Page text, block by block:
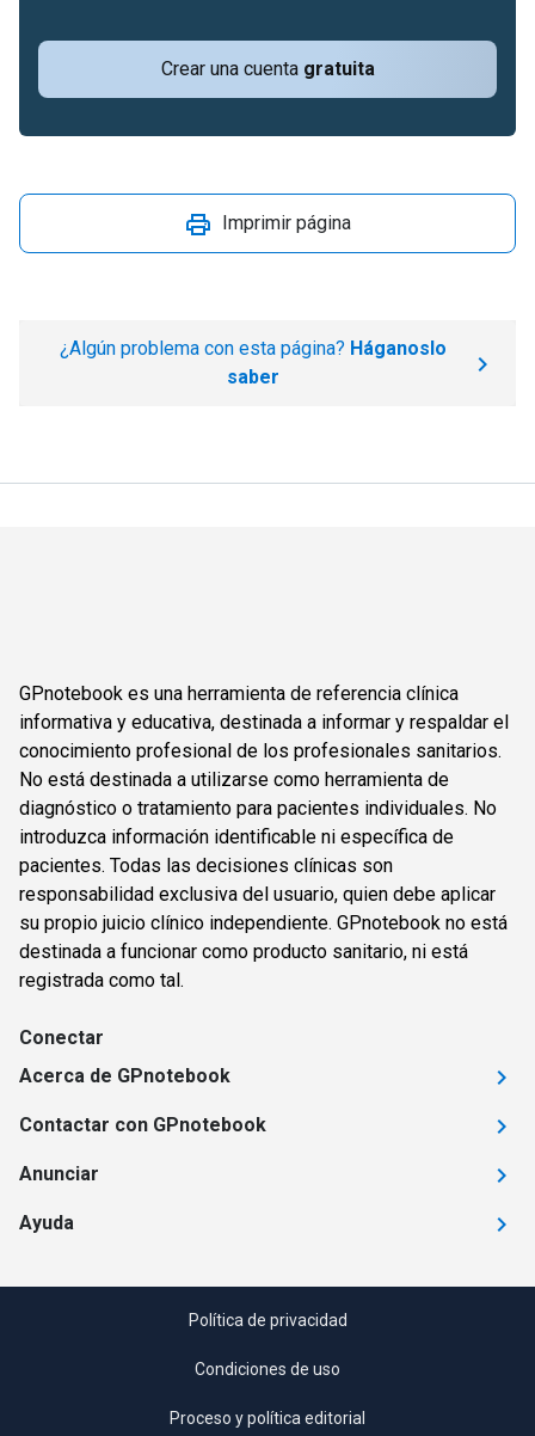
Crear una cuenta gratuita
Imprimir página
¿Algún problema con esta página? Háganoslo
saber
GPnotebook es una herramienta de referencia clínica
informativa y educativa, destinada a informar y respaldar el
conocimiento profesional de los profesionales sanitarios.
No está destinada a utilizarse como herramienta de
diagnóstico o tratamiento para pacientes individuales. No
introduzca información identificable ni específica de
pacientes. Todas las decisiones clínicas son
responsabilidad exclusiva del usuario, quien debe aplicar
su propio juicio clínico independiente. GPnotebook no está
destinada a funcionar como producto sanitario, ni está
registrada como tal.
Conectar
Acerca de GPnotebook
Contactar con GPnotebook
Anunciar
Ayuda
Política de privacidad
Condiciones de uso
Proceso y política editorial